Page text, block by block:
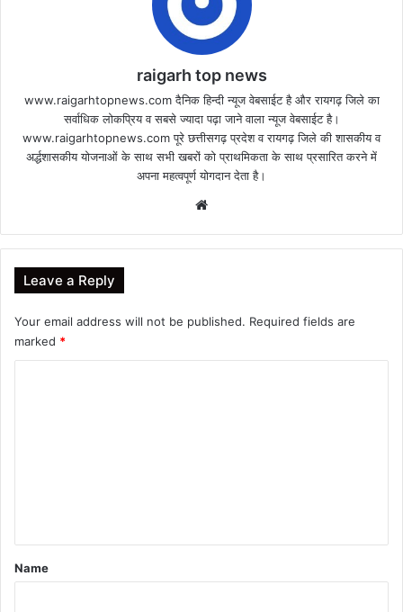
raigarh top news
www.raigarhtopnews.com दैनिक हिन्दी न्यूज वेबसाईट है और रायगढ़ जिले का
सर्वाधिक लोकप्रिय व सबसे ज्यादा पढ़ा जाने वाला न्यूज वेबसाईट है।
www.raigarhtopnews.com पूरे छत्तीसगढ़ प्रदेश व रायगढ़ जिले की शासकीय व
अर्द्धशासकीय योजनाओं के साथ सभी खबरों को प्राथमिकता के साथ प्रसारित करने में
अपना महत्वपूर्ण योगदान देता है।
Leave a Reply
Your email address will not be published. Required fields are
marked *
*
Name